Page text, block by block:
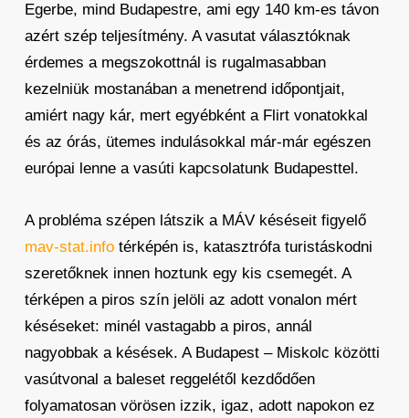
Egerbe, mind Budapestre, ami egy 140 km-es távon
azért szép teljesítmény. A vasutat választóknak
érdemes a megszokottnál is rugalmasabban
kezelniük mostanában a menetrend időpontjait,
amiért nagy kár, mert egyébként a Flirt vonatokkal
és az órás, ütemes indulásokkal már-már egészen
európai lenne a vasúti kapcsolatunk Budapesttel.
A probléma szépen látszik a MÁV késéseit figyelő
mav-stat.infotérképén is, katasztrófa turistáskodni
szeretőknek innen hoztunk egy kis csemegét. A
térképen a piros szín jelöli az adott vonalon mért
késéseket: minél vastagabb a piros, annál
nagyobbak a késések. A Budapest – Miskolc közötti
vasútvonal a baleset reggelétől kezdődően
folyamatosan vörösen izzik, igaz, adott napokon ez